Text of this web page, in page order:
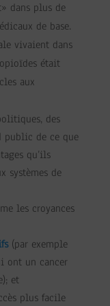
dans plus de
de base.
vivaient dans
était
aux
des
public de ce que
qu’ils
systèmes de
les croyances
(par exemple
ont un cancer
et
plus facile